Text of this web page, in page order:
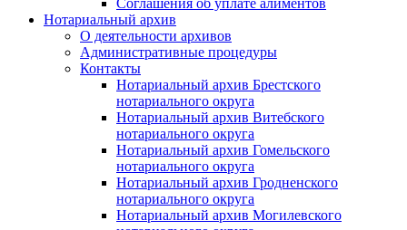
Нотариальный архив
О деятельности архивов
Административные процедуры
Контакты
Нотариальный архив Брестского
нотариального округа
Нотариальный архив Витебского
нотариального округа
Нотариальный архив Гомельского
нотариального округа
Нотариальный архив Гродненского
нотариального округа
Нотариальный архив Могилевского